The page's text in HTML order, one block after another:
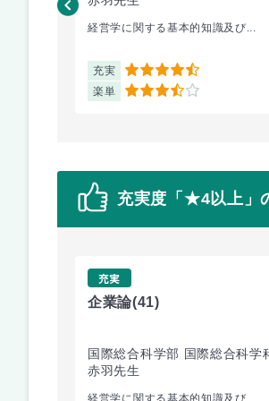
経営学に関する基本的知識及び...
充実 4.5
楽単 3.5
充実度「★4以上」
充実
企業論(41)
国際総合科学部 国際総合科学
赤羽先生
経営学に関する基本的知識及び...